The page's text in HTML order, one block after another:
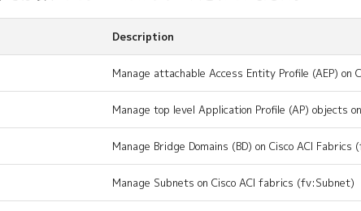
Description
Manage attachable Access Entity Profile (AEP)
Manage top level Application Profile (AP) objects
Manage Bridge Domains (BD) on Cisco ACI Fabrics
Manage Subnets on Cisco ACI fabrics (fv:Subnet)